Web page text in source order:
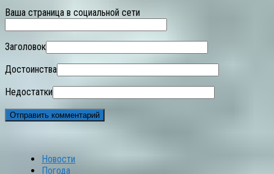
Ваша страница в социальной сети
Заголовок
Достоинства
Недостатки
Новости
Погода